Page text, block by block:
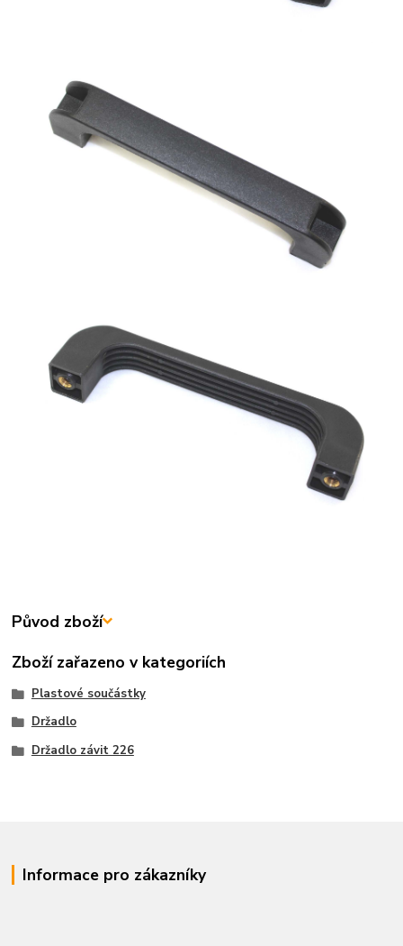
Původ zboží
Zboží zařazeno v kategoriích
Plastové součástky
Držadlo
Držadlo závit 226
Informace pro zákazníky